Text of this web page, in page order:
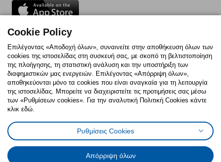
Follow us:
FacebookInstagram
TikTokYoutubePinterestTwitter
Πολιτική CookiesΔήλωση ψηφιακής προσβασιμότητας
Ρυθμίσεις cookiesΌροι Χρήσης
Γενική Πολιτική Προσωπικών Δεδομένων
Πολιτική Προσωπικών Δεδομένων για ΙΚΕΑ.gr
Cookie Policy
Επιλέγοντας «Αποδοχή όλων», συναινείτε στην αποθήκευση όλων των
cookies της ιστοσελίδας στη συσκευή σας, με σκοπό τη βελτιστοποίηση
της πλοήγησης, τη στατιστική ανάλυση και την υποστήριξη των
διαφημιστικών μας ενεργειών. Επιλέγοντας «Απόρριψη όλων»,
αποθηκεύονται μόνο τα cookies που είναι αναγκαία για τη λειτουργία
της ιστοσελίδας. Μπορείτε να διαχειριστείτε τις προτιμήσεις σας μέσω
των «Ρυθμίσεων cookies». Για την αναλυτική Πολιτική Cookies κάντε
κλικ εδώ.
Ρυθμίσεις Cookies
Απόρριψη όλων